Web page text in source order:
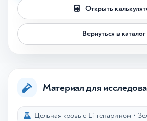
Открыть
Вернуться в каталог
Материал для
Цельная кровь с Li-гепарином •